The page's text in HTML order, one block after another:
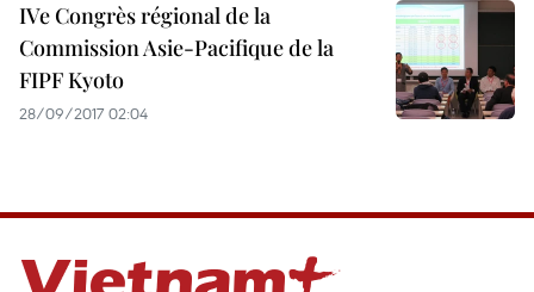
IVe Congrès régional de la
Commission Asie-Pacifique de la
FIPF Kyoto
28/09/2017 02:04